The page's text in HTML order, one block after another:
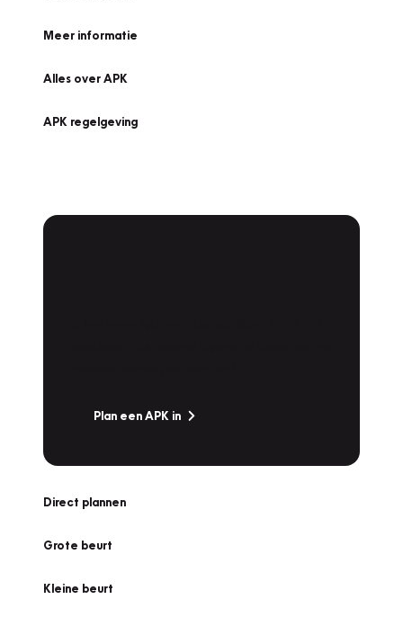
Meer informatie
Alles over APK
APK regelgeving
Plan een APK in
Direct plannen
Grote beurt
Kleine beurt